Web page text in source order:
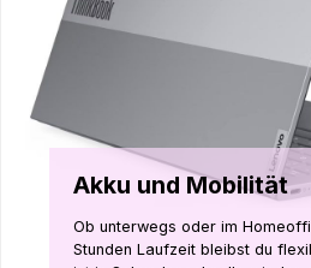
Akku und Mobilität
Ob unterwegs oder im
Stunden Laufzeit bleibst du